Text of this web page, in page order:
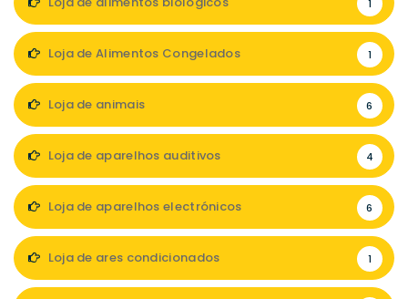
1
Loja de Alimentos Congelados 1
Loja de animais 6
Loja de aparelhos auditivos 4
Loja de aparelhos electrónicos 6
Loja de ares condicionados 1